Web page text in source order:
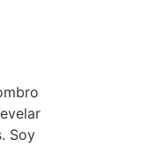
Soy